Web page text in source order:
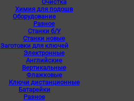
Очистка
Химия для подошв
Оборудование
Разное
Станки б/У
Станки новые
Заготовки для ключей
Электронные
Английские
Вертикальные
Флажковые
Ключи дистанционные
Батарейки
Разное